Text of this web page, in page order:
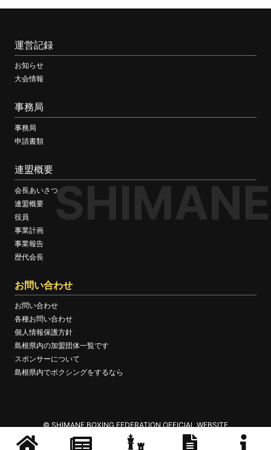
SHIMANE
運営記録
お知らせ
大会情報
事務局
事務局
申請書類
連盟概要
会長あいさつ
連盟概要
役員
事業計画
事業報告
歴代会長
お問い合わせ
お問い合わせ
各種お問い合わせ
個人情報保護方針
島根県内の加盟団体一覧です
スポンサーについて
島根県内でボクシングをするなら
© SHIMANE BOXING FEDERATION OFFICIAL WEBSITE